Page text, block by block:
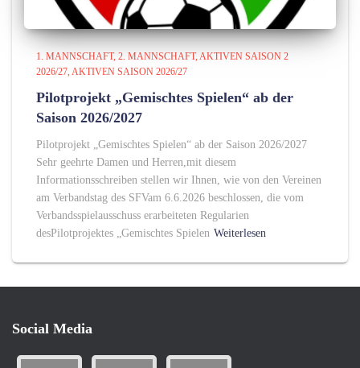
1. MANNSCHAFT 2. MANNSCHAFT AKTIVEN SAISON 2
2026/27 AKTIVEN SAISON 2026/27
Pilotprojekt „Gemischtes Spielen“ ab der
Saison 2026/2027
Pilotprojekt „Gemischtes Spielen“ ab der Saison 2026/2027
Sehr geehrte Damen und Herren,mit diesem
Informationsschreiben stellen wir Ihnen, wie von den Vereinen
am Verbandstag des SFVam 6.6.2026 beschlossen, die vom
Verbandsspielausschuss erarbeiteten Regularien
desPilotprojektes „Gemischtes Spielen Weiterlesen
Social Media